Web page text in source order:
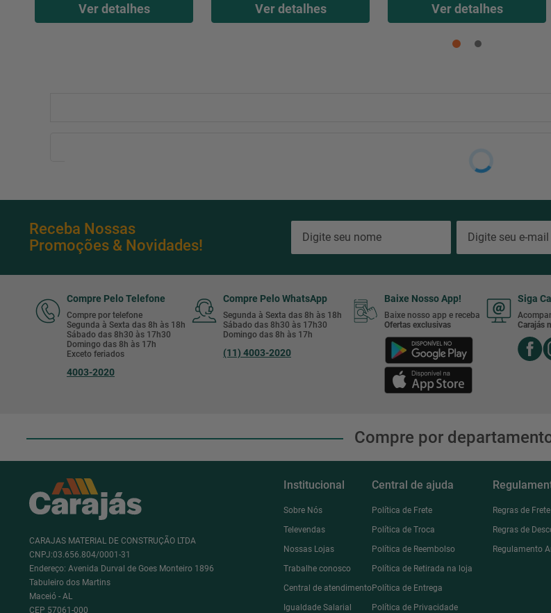
Ver detalhes Ver detalhes Ver detalhes
Receba Nossas
Promoções & Novidades!
Compre Pelo Telefone
Compre por telefone
Segunda à Sexta das 8h às 18h
Sábado das 8h30 às 17h30
Domingo das 8h às 17h
Exceto feriados
4003-2020
Compre Pelo WhatsApp
Segunda à Sexta das 8h às 18h
Sábado das 8h30 às 17h30
Domingo das 8h às 17h
(11) 4003-2020
Baixe Nosso App!
Baixe nosso app e receba
Ofertas exclusivas
Siga
Carajás
Compre por
CARAJAS MATERIAL DE CONSTRUÇÃO LTDA
CNPJ:03.656.804/0001-31
Endereço: Avenida Durval de Goes Monteiro 1896
Tabuleiro dos Martins
Maceió - AL
CEP 57061-000
Institucional
Sobre Nós
Televendas
Nossas Lojas
Trabalhe conosco
Central de atendimento
Igualdade Salarial
Central de ajuda
Política de Frete
Política de Troca
Política de Reembolso
Política de Retirada na loja
Política de Entrega
Política de Privacidade
Regras de
Regras de
Regulamento